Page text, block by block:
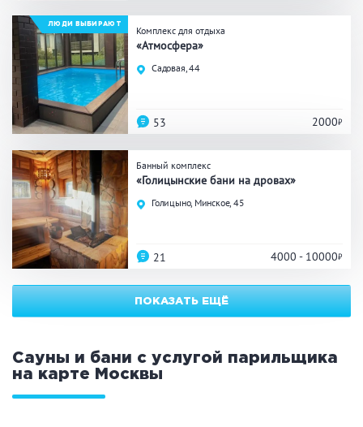
ПРИМЕНИТЬ ФИЛЬТРЫ
ЛЮДИ ВЫБИРАЮТ
Комплекс для отдыха
«Атмосфера»
Садовая, 44
2000
53
Банный комплекс
«Голицынские бани на дровах»
Голицыно, Минское, 45
4000 - 10000
21
ПОКАЗАТЬ ЕЩЁ
Сауны и бани с услугой парильщика
на карте
Москвы